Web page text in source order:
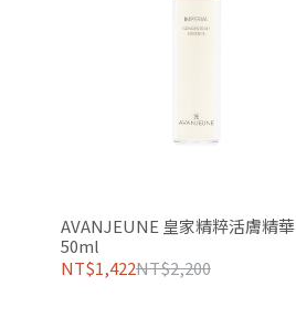
AVANJEUNE 皇家精粹活膚精華
50ml
NT$1,422NT$2,200